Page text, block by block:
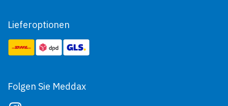
Lieferoptionen
Folgen Sie Meddax